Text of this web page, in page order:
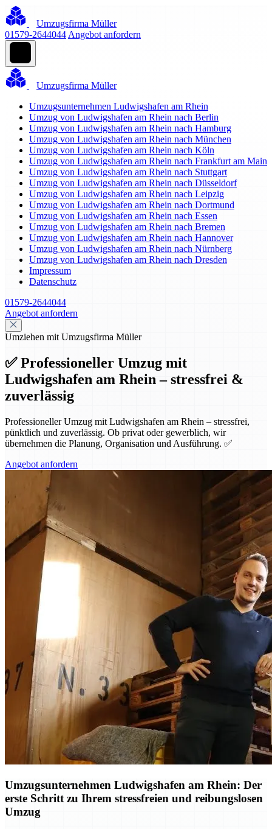
Umzugsfirma Müller
01579-2644044 Angebot anfordern
Umzugsfirma Müller
Umzugsunternehmen Ludwigshafen am Rhein
Umzug von Ludwigshafen am Rhein nach Berlin
Umzug von Ludwigshafen am Rhein nach Hamburg
Umzug von Ludwigshafen am Rhein nach München
Umzug von Ludwigshafen am Rhein nach Köln
Umzug von Ludwigshafen am Rhein nach Frankfurt am Main
Umzug von Ludwigshafen am Rhein nach Stuttgart
Umzug von Ludwigshafen am Rhein nach Düsseldorf
Umzug von Ludwigshafen am Rhein nach Leipzig
Umzug von Ludwigshafen am Rhein nach Dortmund
Umzug von Ludwigshafen am Rhein nach Essen
Umzug von Ludwigshafen am Rhein nach Bremen
Umzug von Ludwigshafen am Rhein nach Hannover
Umzug von Ludwigshafen am Rhein nach Nürnberg
Umzug von Ludwigshafen am Rhein nach Dresden
Impressum
Datenschutz
01579-2644044
Angebot anfordern
Umziehen mit Umzugsfirma Müller
✅ Professioneller Umzug mit
Ludwigshafen am Rhein – stressfrei &
zuverlässig
Professioneller Umzug mit Ludwigshafen am Rhein – stressfrei,
pünktlich und zuverlässig. Ob privat oder gewerblich, wir
übernehmen die Planung, Organisation und Ausführung. ✅
Angebot anfordern
Umzugsunternehmen Ludwigshafen am Rhein: Der
erste Schritt zu Ihrem stressfreien und reibungslosen
Umzug